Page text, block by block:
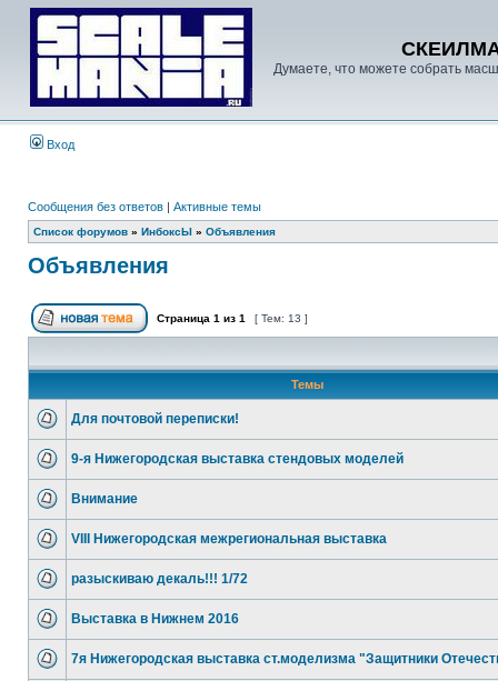
Думаете, что можете собрать
Вход
Сообщения без ответов | Активные темы
Список форумов » ИнбоксЫ » Объявления
Объявления
Страница 1 из 1 [ Тем: 13 ]
Темы
Для почтовой переписки!
9-я Нижегородская выставка стендовых моделей
Внимание
VIII Нижегородская межрегиональная выставка
разыскиваю декаль!!! 1/72
Выставка в Нижнем 2016
7я Нижегородская выставка ст.моделизма "Защитники